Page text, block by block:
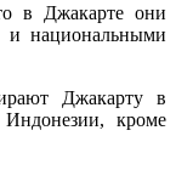
в Джакарте они
и национальными
Джакарту в
Индонезии, кроме